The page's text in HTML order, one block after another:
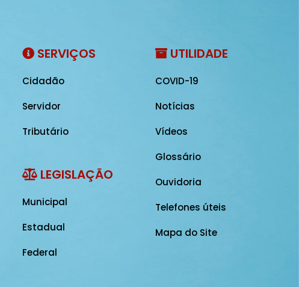
SERVIÇOS
Cidadão
Servidor
Tributário
LEGISLAÇÃO
Municipal
Estadual
Federal
UTILIDADE
COVID-19
Notícias
Vídeos
Glossário
Ouvidoria
Telefones úteis
Mapa do Site